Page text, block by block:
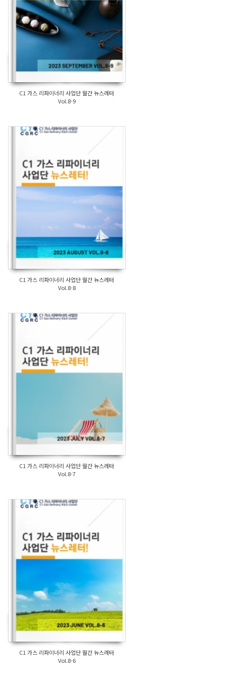
C1 가스 리파이너리 사업단 월간 뉴스레터
Vol.8-9
C1 가스 리파이너리 사업단 월간 뉴스레터
Vol.8-8
C1 가스 리파이너리 사업단 월간 뉴스레터
Vol.8-7
C1 가스 리파이너리 사업단 월간 뉴스레터
Vol.8-6